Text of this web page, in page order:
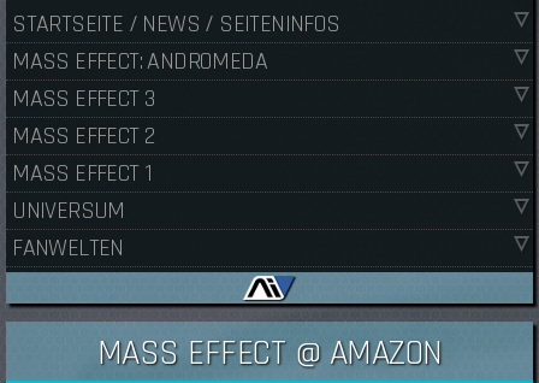
STARTSEITE / NEWS / SEITENINFOS
MASS EFFECT: ANDROMEDA
MASS EFFECT 3
MASS EFFECT 2
MASS EFFECT 1
UNIVERSUM
FANWELTEN
MASS EFFECT @ AMAZON